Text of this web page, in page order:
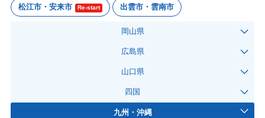
松江市・安来市 Re-start 出雲市・雲南市
岡山県
広島県
山口県
四国
九州・沖縄